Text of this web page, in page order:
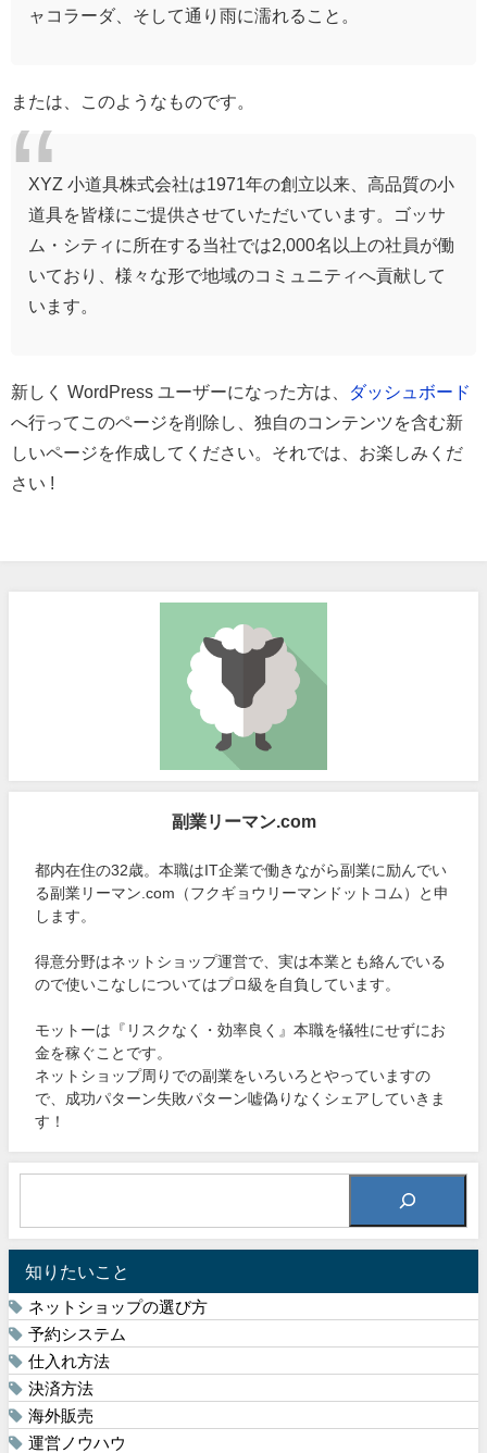
ャコラーダ、そして通り雨に濡れること。
または、このようなものです。
XYZ 小道具株式会社は1971年の創立以来、高品質の小
道具を皆様にご提供させていただいています。ゴッサ
ム・シティに所在する当社では2,000名以上の社員が働
いており、様々な形で地域のコミュニティへ貢献して
います。
新しく WordPress ユーザーになった方は、
ダッシュボード
へ行ってこのページを削除し、独自のコンテンツを含む新
しいページを作成してください。それでは、お楽しみくだ
さい !
副業リーマン.com
都内在住の32歳。本職はIT企業で働きながら副業に励んでい
る副業リーマン.com（フクギョウリーマンドットコム）と申
します。
得意分野はネットショップ運営で、実は本業とも絡んでいる
ので使いこなしについてはプロ級を自負しています。
モットーは『リスクなく・効率良く』本職を犠牲にせずにお
金を稼ぐことです。
ネットショップ周りでの副業をいろいろとやっていますの
で、成功パターン失敗パターン嘘偽りなくシェアしていきま
す！
知りたいこと
ネットショップの選び方
予約システム
仕入れ方法
決済方法
海外販売
運営ノウハウ